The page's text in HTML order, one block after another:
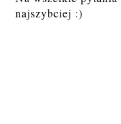
najszybciej :)